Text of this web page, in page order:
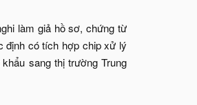
làm giả hồ sơ, chứng từ
định có tích hợp chip xử lý
sang thị trường Trung